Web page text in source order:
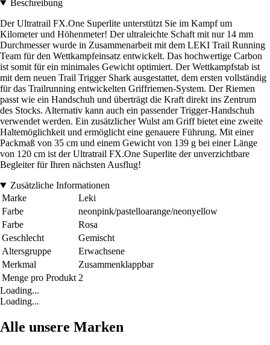
Beschreibung
Der Ultratrail FX.One Superlite unterstützt Sie im Kampf um
Kilometer und Höhenmeter! Der ultraleichte Schaft mit nur 14 mm
Durchmesser wurde in Zusammenarbeit mit dem LEKI Trail Running
Team für den Wettkampfeinsatz entwickelt. Das hochwertige Carbon
ist somit für ein minimales Gewicht optimiert. Der Wettkampfstab ist
mit dem neuen Trail Trigger Shark ausgestattet, dem ersten vollständig
für das Trailrunning entwickelten Griffriemen-System. Der Riemen
passt wie ein Handschuh und überträgt die Kraft direkt ins Zentrum
des Stocks. Alternativ kann auch ein passender Trigger-Handschuh
verwendet werden. Ein zusätzlicher Wulst am Griff bietet eine zweite
Haltemöglichkeit und ermöglicht eine genauere Führung. Mit einer
Packmaß von 35 cm und einem Gewicht von 139 g bei einer Länge
von 120 cm ist der Ultratrail FX.One Superlite der unverzichtbare
Begleiter für Ihren nächsten Ausflug!
Zusätzliche Informationen
Marke
Leki
Farbe
neonpink/pastelloarange/neonyellow
Farbe
Rosa
Geschlecht
Gemischt
Altersgruppe
Erwachsene
Merkmal
Zusammenklappbar
Menge pro Produkt 2
Loading...
Loading...
Alle unsere Marken